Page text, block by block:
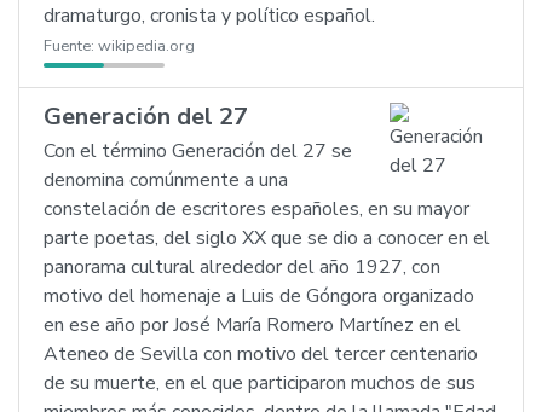
dramaturgo, cronista y político español.
Fuente: wikipedia.org
Generación del 27
Con el término Generación del 27 se
denomina comúnmente a una
constelación de escritores españoles, en su mayor
parte poetas, del siglo XX que se dio a conocer en el
panorama cultural alrededor del año 1927, con
motivo del homenaje a Luis de Góngora organizado
en ese año por José María Romero Martínez en el
Ateneo de Sevilla con motivo del tercer centenario
de su muerte, en el que participaron muchos de sus